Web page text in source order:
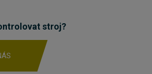
stroj?